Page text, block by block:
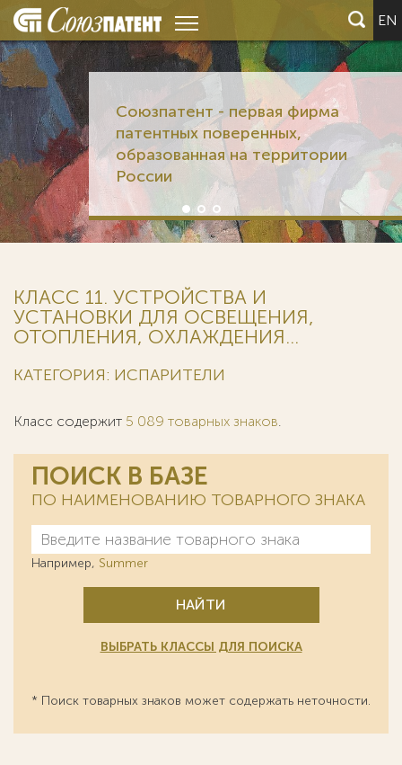
EN
Союзпатент - первая фирма
патентных поверенных,
образованная на территории
России
КЛАСС 11. УСТРОЙСТВА И
УСТАНОВКИ ДЛЯ ОСВЕЩЕНИЯ,
ОТОПЛЕНИЯ, ОХЛАЖДЕНИЯ...
КАТЕГОРИЯ: ИСПАРИТЕЛИ
Класс содержит 5 089 товарных знаков.
ПОИСК В БАЗЕ
ПО НАИМЕНОВАНИЮ ТОВАРНОГО ЗНАКА
Например, Summer
НАЙТИ
ВЫБРАТЬ КЛАССЫ ДЛЯ ПОИСКА
* Поиск товарных знаков может содержать неточности.